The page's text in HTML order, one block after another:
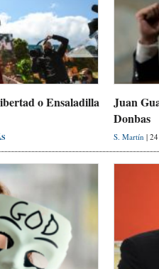
o Ensaladilla
Juan
Donbas
S. Martín |